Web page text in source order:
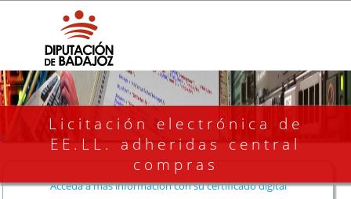
Licitación electrónica de
EE.LL. adheridas central
compras
Acceda a más información con su certificado digital